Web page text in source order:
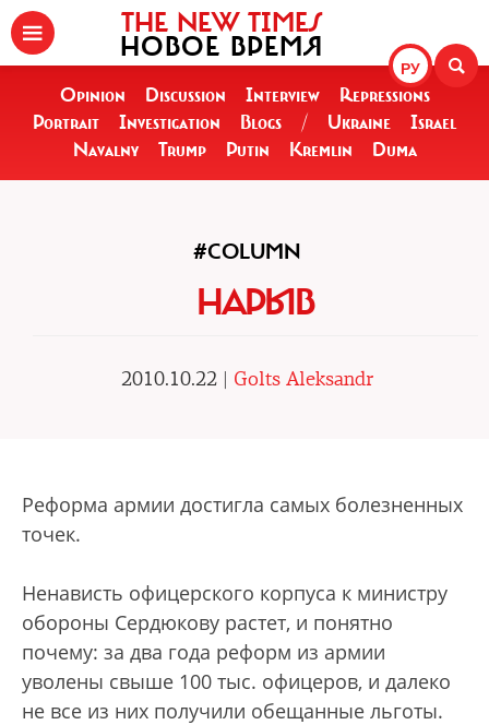
РУ
THE NEW TIMES
НОВОЕ ВРЕМЯ
Opinion Discussion Interview
Repressions
Portrait
Investigation Blogs / Ukraine
Israel
Navalny
Trump Putin Kremlin Duma
#COLUMN
НАРЫВ
2010.10.22 | Golts Aleksandr
Реформа армии достигла самых болезненных
точек.
Ненависть офицерского корпуса к министру
обороны Сердюкову растет, и понятно
почему: за два года реформ из армии
уволены свыше 100 тыс. офицеров, и далеко
не все из них получили обещанные льготы.